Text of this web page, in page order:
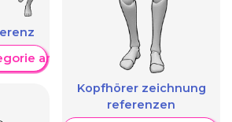
anzeigen
Kopfhörer zeichnung
referenzen